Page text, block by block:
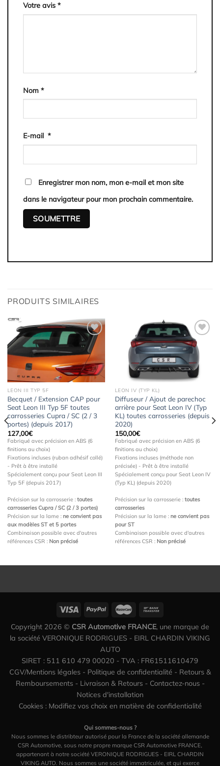
Votre avis *
Nom *
E-mail *
Enregistrer mon nom, mon e-mail et mon site
dans le navigateur pour mon prochain commentaire.
PRODUITS SIMILAIRES
Ajouter
à la
wishlist
LEON III TYP 5F
Becquet / Extension CAP pour
Seat Leon III Typ 5F toutes
carrosseries Cupra / SC (2 / 3
portes) (depuis 2017)
127,00€
Fabriqué avec précision en ABS (6
finitions au choix)
Fixations incluses (ruban adhésif collé)
- Prêt à être installé
Spécialement conçu pour Seat Leon III
Typ 5F (depuis 2017)
Précision sur la carrosserie : toutes
carrosseries Cupra / SC (2 / 3 portes)
Précision sur la lame : ne convient pas
aux modèles ST et 5 portes
Combinaison possible avec d'autres
références CSR : Non précisé
Ajouter
à la
wishlist
LEON IV (TYP KL)
Diffuseur / Ajout de parechoc
arrière pour Seat Leon IV (Typ
KL) toutes carrosseries (depuis
2020)
150,00€
Fabriqué avec précision en ABS (6
finitions au choix)
Fixations incluses (méthode non
précisée) - Prêt à être installé
Spécialement conçu pour Seat Leon IV
(Typ KL) (depuis 2020)
Précision sur la carrosserie : toutes
carrosseries
Précision sur la lame : ne convient pas
pour ST
Combinaison possible avec d'autres
références CSR : Non précisé
Copyright 2026 © CSR Automotive FRANCE, une marque de
la société VERONIQUE RODRIGUES - EIRL CHARDIN VIKING
AUTO
SIRET : 511 610 479 00020 - TVA : FR61511610479
CGV/Mentions légales- Politique de confidentialité - Retours &
Remboursements- Livraison & Retours- Contactez-nous-
Notices d'installation
Cookies : Modifiez vos choix en matière de confidentialité
Qui sommes-nous ?
Nous sommes le distribteur autorisé pour la France de la société allemande
CSR Automotive, sous notre propre marque CSR Automotive FRANCE,
appartenant à notre société VERONIQUE RODRIGUES - EIRL CHARDIN
VIKING AUTO. Nous sommes une société immatriculée, et qui exerce